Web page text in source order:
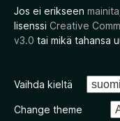
Jos ei erikseen mainita
lisenssi Creative
v3.0 tai mikä tahansa
Vaihda kieltä
Change theme